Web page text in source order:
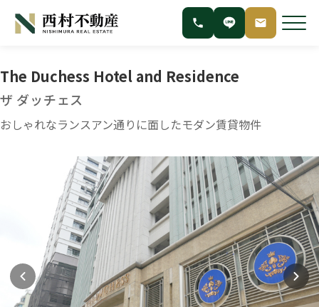
The Duchess Hotel and Residence
ザ ダッチェス
おしゃれなランスアン通りに面したモダン賃貸物件